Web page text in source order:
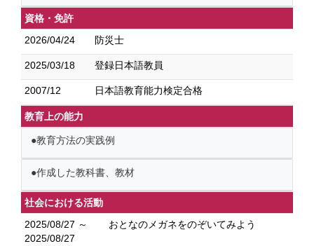
資格・免許
2026/04/24
防災士
2025/03/18 登録日本語教員
2007/12 日本語教育能力検定合格
教育上の能力
●教育方法の実践例
●作成した教科書、教材
社会における活動
2025/08/27 ～
2025/08/27
おとなのメガネをのぞいてみよう